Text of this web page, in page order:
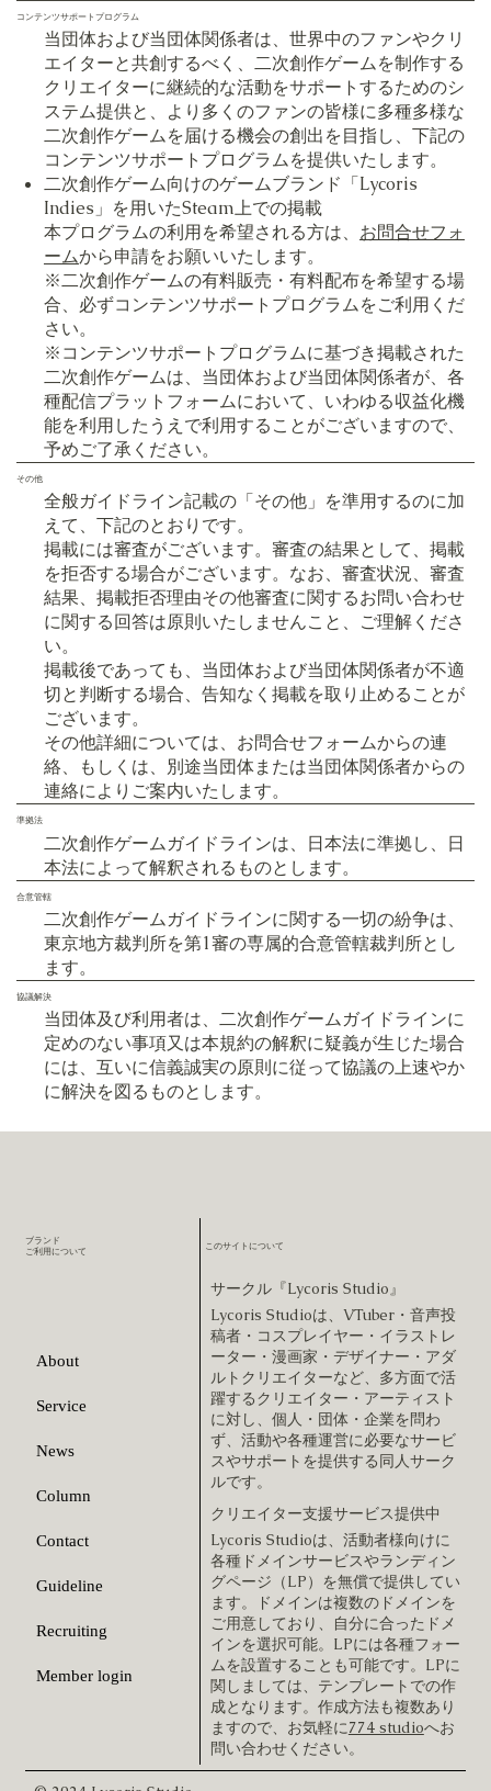
コンテンツサポートプログラム
当団体および当団体関係者は、世界中のファンやクリ
エイターと共創するべく、二次創作ゲームを制作する
クリエイターに継続的な活動をサポートするためのシ
ステム提供と、より多くのファンの皆様に多種多様な
二次創作ゲームを届ける機会の創出を目指し、下記の
コンテンツサポートプログラムを提供いたします。
二次創作ゲーム向けのゲームブランド「Lycoris
Indies」を用いたSteam上での掲載
本プログラムの利用を希望される方は、 お問合せフォ
ームから申請をお願いいたします。
※二次創作ゲームの有料販売・有料配布を希望する場
合、必ずコンテンツサポートプログラムをご利用くだ
さい。
※コンテンツサポートプログラムに基づき掲載された
二次創作ゲームは、当団体および当団体関係者が、各
種配信プラットフォームにおいて、いわゆる収益化機
能を利用したうえで利用することがございますので、
予めご了承ください。
その他
全般ガイドライン記載の「その他」を準用するのに加
えて、下記のとおりです。
掲載には審査がございます。審査の結果として、掲載
を拒否する場合がございます。なお、審査状況、審査
結果、掲載拒否理由その他審査に関するお問い合わせ
に関する回答は原則いたしませんこと、ご理解くださ
い。
掲載後であっても、当団体および当団体関係者が不適
切と判断する場合、告知なく掲載を取り止めることが
ございます。
その他詳細については、お問合せフォームからの連
絡、もしくは、別途当団体または当団体関係者からの
連絡によりご案内いたします。
準拠法
二次創作ゲームガイドラインは、日本法に準拠し、日
本法によって解釈されるものとします。
合意管轄
二次創作ゲームガイドラインに関する一切の紛争は、
東京地方裁判所を第1審の専属的合意管轄裁判所とし
ます。
協議解決
当団体及び利用者は、二次創作ゲームガイドラインに
定めのない事項又は本規約の解釈に疑義が生じた場合
には、互いに信義誠実の原則に従って協議の上速やか
に解決を図るものとします。
サークル『Lycoris Studio』
Lycoris Studioは、VTuber・音声投
稿者・コスプレイヤー・イラストレ
ーター・漫画家・デザイナー・アダ
ルトクリエイターなど、多方面で活
躍するクリエイター・アーティスト
に対し、個人・団体・企業を問わ
ず、活動や各種運営に必要なサービ
スやサポートを提供する同人サーク
ルです。
クリエイター支援サービス提供中
Lycoris Studioは、活動者様向けに
各種ドメインサービスやランディン
グページ（LP）を無償で提供してい
ます。ドメインは複数のドメインを
ご用意しており、自分に合ったドメ
インを選択可能。LPには各種フォー
ムを設置することも可能です。LPに
関しましては、テンプレートでの作
成となります。作成方法も複数あり
ますので、お気軽に774 studioへお
問い合わせください。
このサイトについて
ブランド
​ご利用について
About
Service
News
Column
Contact
Guideline
Recruiting
Member login